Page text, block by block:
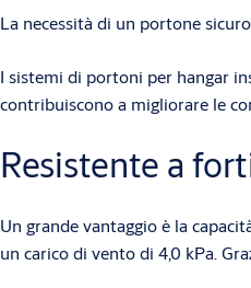
La necessità di un portone
I sistemi di portoni per hangar
contribuiscono a migliorare le
Resistente a
Un grande vantaggio è la
un carico di vento di 4,0 kPa.